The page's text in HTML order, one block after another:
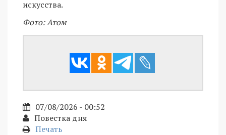
искусства.
Фото: Атом
07/08/2026 - 00:52
Повестка дня
Печать